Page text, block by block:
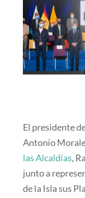
El presidente
Antonio
las Alcaldías,
junto a
de la Isla sus